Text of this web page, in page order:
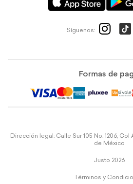
Síguenos:
Formas de
Dirección legal: Calle Sur 105 No. 1206,
de México
Justo 2026
Términos y